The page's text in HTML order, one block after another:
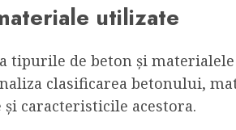
utilizate
tipurile de beton și
clasificarea betonului,
caracteristicile acestora.